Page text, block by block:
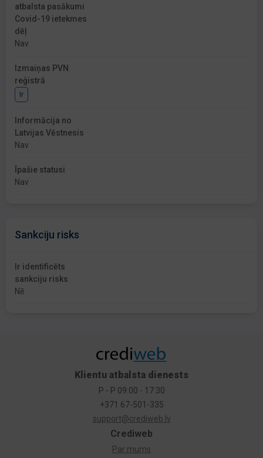
atbalsta pasākumi
Covid-19 ietekmes
dēļ
Nav
Izmaiņas PVN
reģistrā
Ir
Informācija no
Latvijas Vēstnesis
Nav
Īpašie statusi
Nav
Sankciju risks
Ir identificēts
sankciju risks
Nē
Crediweb
Par mums
Klientu atbalsta dienests
P - P 09:00 - 17:30
+371 67-501-335
support@crediweb.lv